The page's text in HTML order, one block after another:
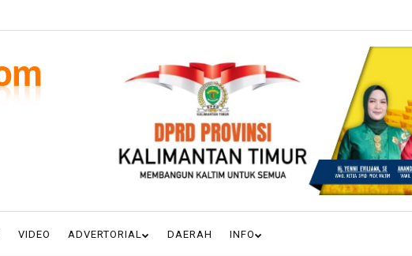
VIDEO ADVERTORIAL DAERAH INFO